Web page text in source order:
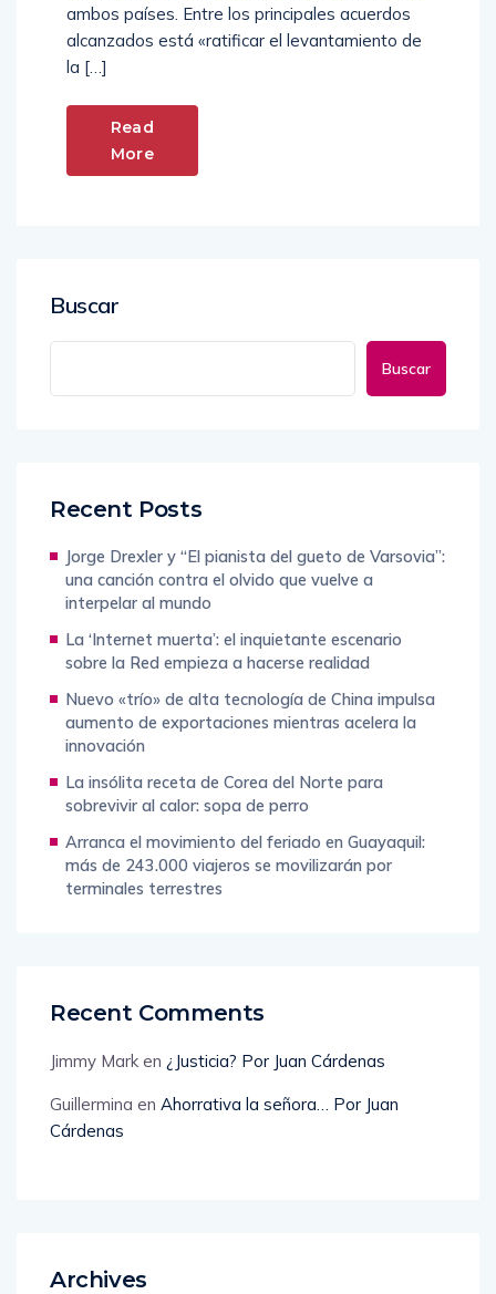
ambos países. Entre los principales acuerdos
alcanzados está «ratificar el levantamiento de
la […]
Read
More
Buscar
Buscar
Recent Posts
Jorge Drexler y “El pianista del gueto de Varsovia”:
una canción contra el olvido que vuelve a
interpelar al mundo
La ‘Internet muerta’: el inquietante escenario
sobre la Red empieza a hacerse realidad
Nuevo «trío» de alta tecnología de China impulsa
aumento de exportaciones mientras acelera la
innovación
La insólita receta de Corea del Norte para
sobrevivir al calor: sopa de perro
Arranca el movimiento del feriado en Guayaquil:
más de 243.000 viajeros se movilizarán por
terminales terrestres
Recent Comments
Jimmy Mark en ¿Justicia? Por Juan Cárdenas
Guillermina en Ahorrativa la señora… Por Juan
Cárdenas
Archives